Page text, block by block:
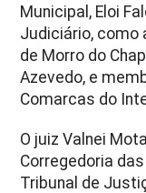
Municipal, Eloi
Judiciário,
de Morro do
Azevedo, e
Comarcas do
O juiz Valnei
Corregedoria
Tribunal de